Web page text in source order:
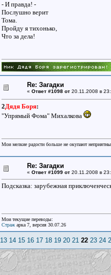
- И правда! -
Послушно верит
Тома.
Пройду я тихонько,
Что за дела!
Re: Загадки
« Ответ #1098 от20.11.2008 в
2Дядя Боря:
"Упрямый Фома" Михалкова
Мои мелкие радости больше не окупают
Re: Загадки
« Ответ #1099 от20.11.2008 в
Подсказка: зарубежная
Мои текущие переводы:
Стражарка 7, версия 30.07.26
13 14 15 16 17 18 19 20 21 22 23 24